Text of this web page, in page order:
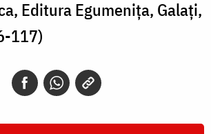
Editura Egumenița, Galați,
117)